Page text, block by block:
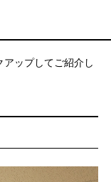
ップしてご紹介し